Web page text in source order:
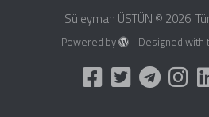
Süleyman ÜSTÜN © 2026.
Powered by - Designed with